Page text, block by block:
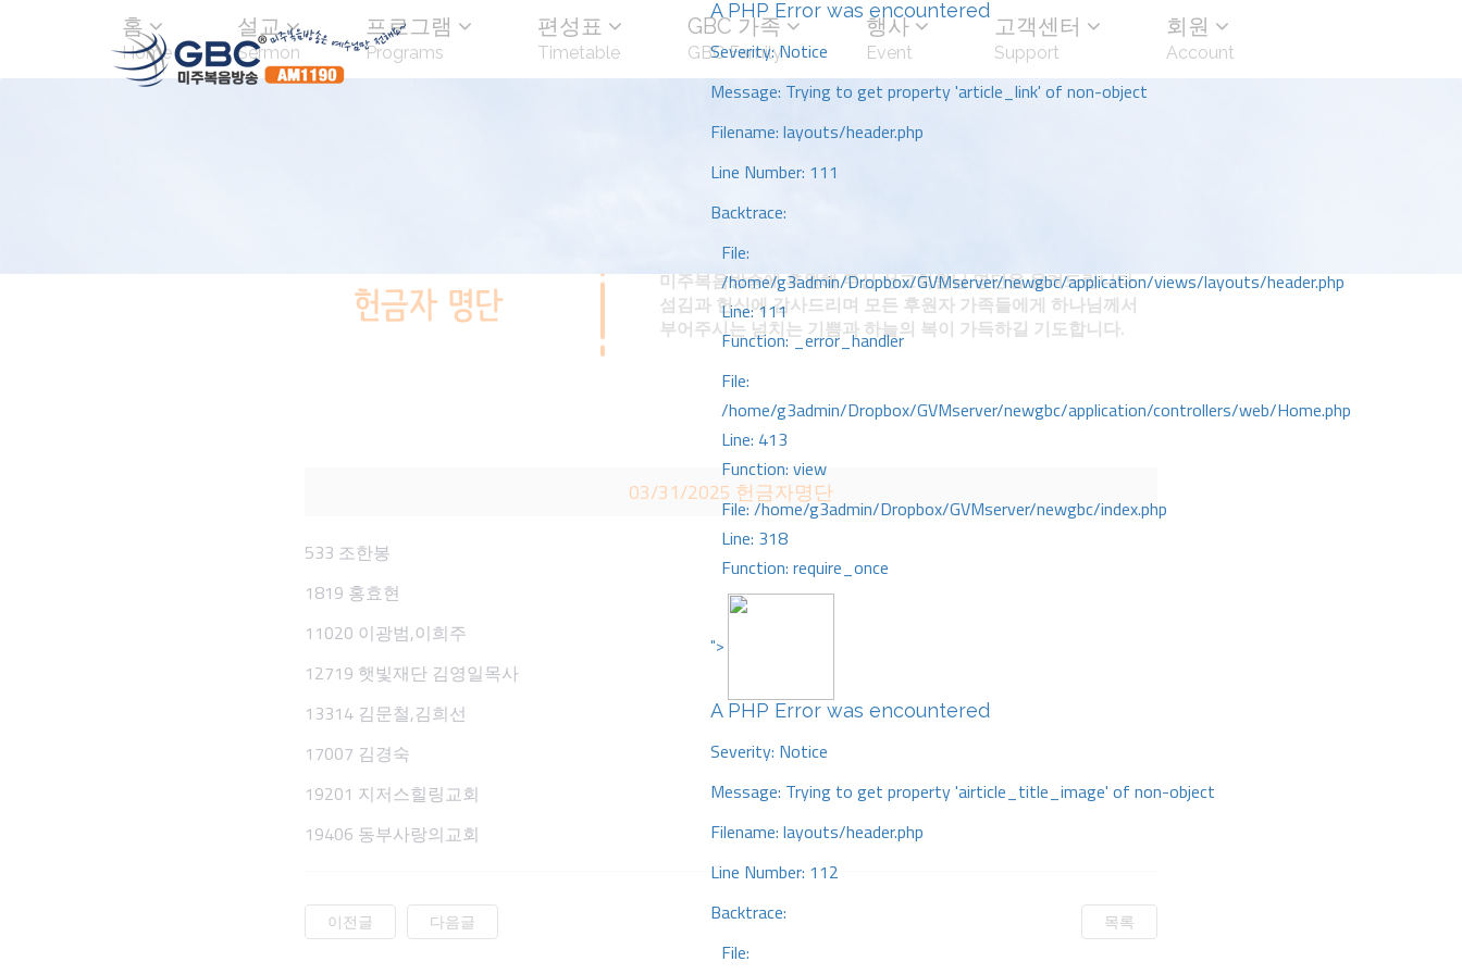
A PHP Error was encountered
Severity: Notice
Message: Trying to get property 'article_link' of non-object
Filename: layouts/header.php
Line Number: 111
Backtrace:
File:
/home/g3admin/Dropbox/GVMserver/newgbc/application/views/layouts/header.php
Line: 111
Function: _error_handler
File:
/home/g3admin/Dropbox/GVMserver/newgbc/application/controllers/web/Home.php
Line: 413
Function: view
File: /home/g3admin/Dropbox/GVMserver/newgbc/index.php
Line: 318
Function: require_once
">
A PHP Error was encountered
Severity: Notice
Message: Trying to get property 'airticle_title_image' of non-object
Filename: layouts/header.php
Line Number: 112
Backtrace:
File:
홈
Home
설교
Sermon
프로그램
Programs
편성표
Timetable
GBC 가족
GBC Family
행사
Event
고객센터
Support
회원
Account
미주복음방송에 후원해 주신 선교회원님 명단을 올려드립니다.
섬김과 헌신에 감사드리며 모든 후원자 가족들에게 하나님께서
부어주시는 넘치는 기쁨과 하늘의 복이 가득하길 기도합니다.
03/31/2025 헌금자명단
533 조한봉
1819 홍효현
11020 이광범,이희주
12719 햇빛재단 김영일목사
13314 김문철,김희선
17007 김경숙
19201 지저스힐링교회
19406 동부사랑의교회
다음글
이전글 목록